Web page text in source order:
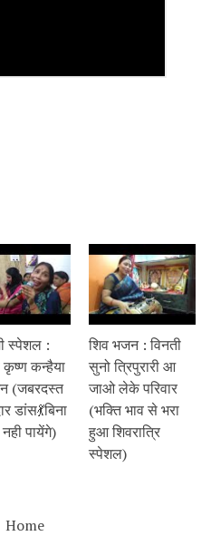
स्पेशल :
कन्हैया
(जबरदस्त
डांस💃बिना
पायेंगे)
शिव भजन : विनती
सुनो त्रिपुरारी आ
जाओ लेके परिवार
(भक्ति भाव से भरा
हुआ शिवरात्रि
स्पेशल)
Home